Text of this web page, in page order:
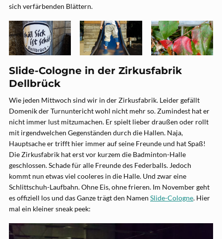
sich verfärbenden Blättern.
Slide-Cologne in der Zirkusfabrik
Dellbrück
Wie jeden Mittwoch sind wir in der Zirkusfabrik. Leider gefällt
Domenik der Turnuntericht wohl nicht mehr so. Zumindest hat er
nicht immer lust mitzumachen. Er spielt lieber draußen oder rollt
mit irgendwelchen Gegenständen durch die Hallen. Naja,
Hauptsache er trifft hier immer auf seine Freunde und hat Spaß!
Die Zirkusfabrik hat erst vor kurzem die Badminton-Halle
geschlossen. Schade für alle Freunde des Federballs. Jedoch
kommt nun etwas viel cooleres in die Halle. Und zwar eine
Schlittschuh-Laufbahn. Ohne Eis, ohne frieren. Im November geht
es offiziell los und das Ganze trägt den Namen Slide-Cologne. Hier
mal ein kleiner sneak peek: